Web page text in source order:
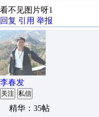
看不见图片呀1
回复 引用 举报
李春发
关注 私信
精华：35帖